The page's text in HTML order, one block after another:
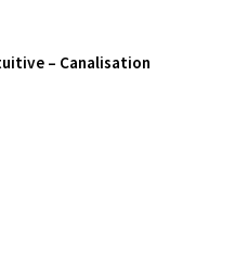
– Canalisation